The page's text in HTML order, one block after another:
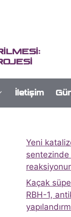
İletişim
Yeni
Kaçak
RBH-1,